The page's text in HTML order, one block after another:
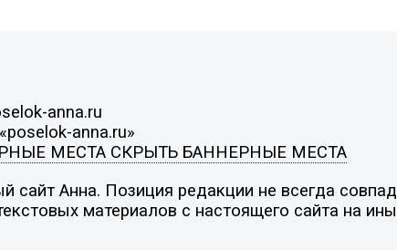
anna.ru
anna.ru»
МЕСТА СКРЫТЬ БАННЕРНЫЕ МЕСТА
сайт Анна. Позиция редакции не всегда
материалов с настоящего сайта на